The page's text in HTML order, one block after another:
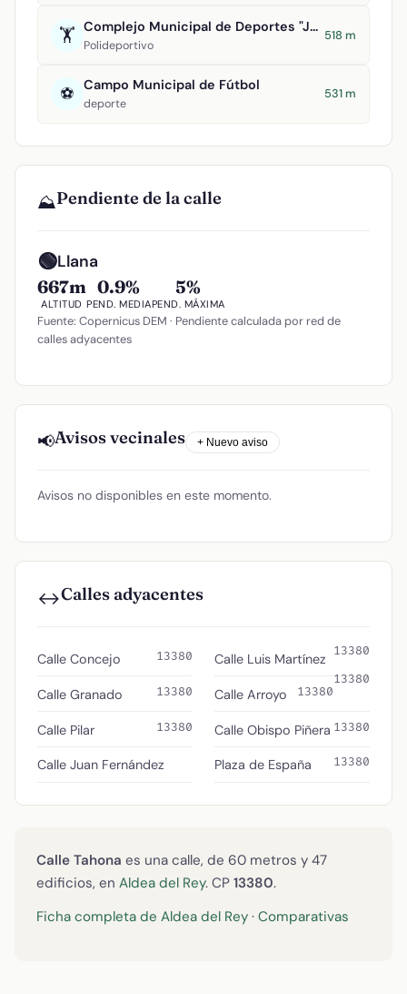
🏋️ Complejo Municipal de Deportes "Julián Álvarez de Uribarri"
Polideportivo
518 m
⚽ Campo Municipal de Fútbol
deporte
531 m
⛰️Pendiente de la calle
🟢Llana
667m
ALTITUD
0.9%
PEND. MEDIA
5%
PEND. MÁXIMA
Fuente: Copernicus DEM · Pendiente calculada por red de
calles adyacentes
📢Avisos vecinales + Nuevo aviso
Avisos no disponibles en este momento.
↔️Calles adyacentes
Calle Concejo 13380
Calle Granado 13380
Calle Pilar 13380
Calle Juan Fernández
13380
Calle Luis Martínez
13380
Calle Arroyo 13380
Calle Obispo Piñera 13380
Plaza de España 13380
Calle Tahona es una calle, de 60 metros y 47
edificios, en Aldea del Rey. CP 13380.
Ficha completa de Aldea del Rey · Comparativas